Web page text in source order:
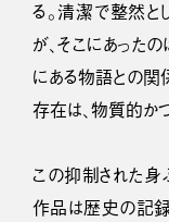
る。清潔で整然と
が、そこにあった
にある物語との関
存在は、物質的か
この抑制された身
作品は歴史の記録